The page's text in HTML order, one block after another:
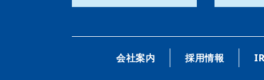
会社案内 採用情報